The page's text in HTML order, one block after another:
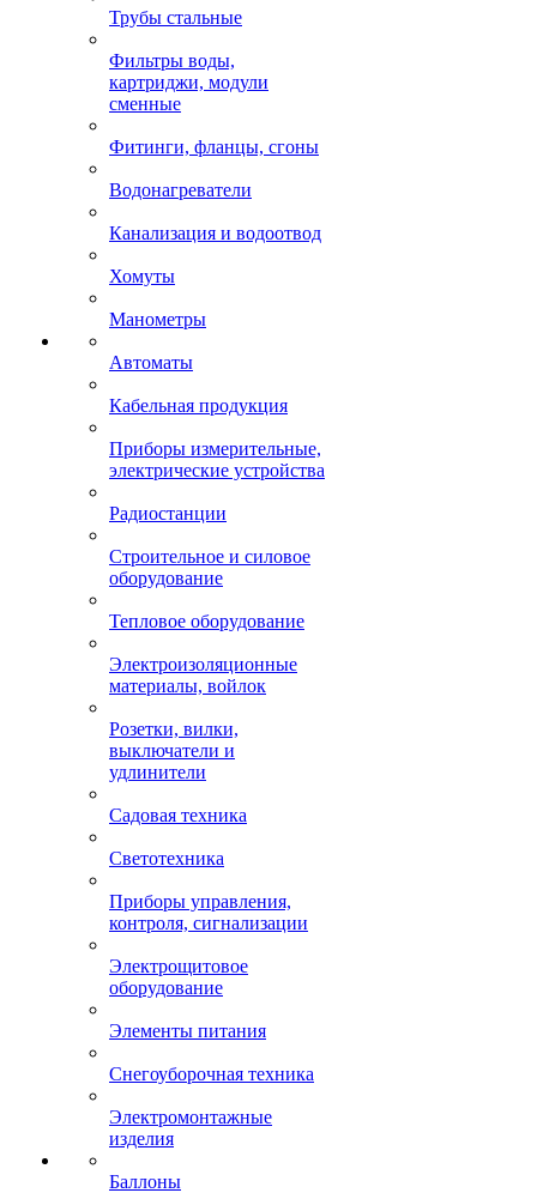
Трубы стальные
Фильтры воды,
картриджи, модули
сменные
Фитинги, фланцы, сгоны
Водонагреватели
Канализация и водоотвод
Хомуты
Манометры
Автоматы
Кабельная продукция
Приборы измерительные,
электрические устройства
Радиостанции
Строительное и силовое
оборудование
Тепловое оборудование
Электроизоляционные
материалы, войлок
Розетки, вилки,
выключатели и
удлинители
Садовая техника
Светотехника
Приборы управления,
контроля, сигнализации
Электрощитовое
оборудование
Элементы питания
Снегоуборочная техника
Электромонтажные
изделия
Баллоны